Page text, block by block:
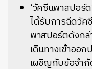
‘วัคซีนพาสปอร์
ได้รับการฉีดวัค
พาสปอร์ตดังกล่
เดินทางเข้าออ
เผชิญกับข้อจำกั